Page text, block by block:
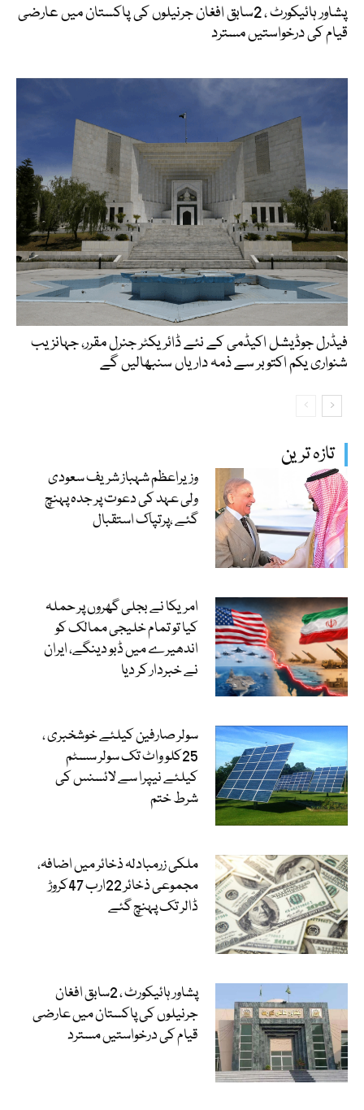
تازہ ترین
وزیراعظم شہباز شریف سعودی
ولی عہد کی دعوت پر جدہ پہنچ
گئے ،پرتپاک استقبال
امریکا نے بجلی گھروں پر حملہ
کیا تو تمام خلیجی ممالک کو
اندھیرے میں ڈبو دینگے، ایران
نے خبردار کر دیا
سولر صارفین کیلئے خوشخبری ،
25کلو واٹ تک سولر سسٹم
کیلئے نیپرا سے لائسنس کی
شرط ختم
ملکی زرمبادلہ ذخائر میں اضافہ،
مجموعی ذخائر 22ارب 47کروڑ
ڈالر تک پہنچ گئے
پشاور ہائیکورٹ ، 2سابق افغان
جرنیلوں کی پاکستان میں عارضی
قیام کی درخواستیں مسترد
پشاور ہائیکورٹ ، 2سابق افغان جرنیلوں کی پاکستان میں عارضی
قیام کی درخواستیں مسترد
فیڈرل جوڈیشل اکیڈمی کے نئے ڈائریکٹر جنرل مقرر، جہانزیب
شنواری یکم اکتوبر سے ذمہ داریاں سنبھالیں گے